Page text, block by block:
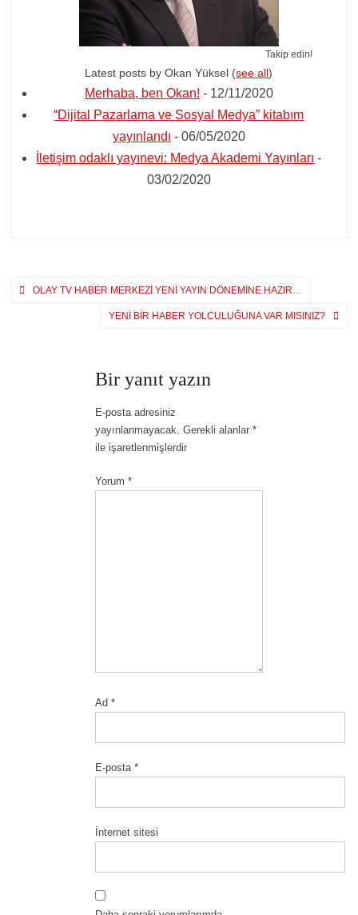
Takip edin!
Latest posts by Okan Yüksel (see all)
Merhaba, ben Okan! - 12/11/2020
“Dijital Pazarlama ve Sosyal Medya” kitabım
yayınlandı - 06/05/2020
İletişim odaklı yayınevi: Medya Akademi Yayınları -
03/02/2020
Yazı
OLAY TV HABER MERKEZI YENI YAYIN DÖNEMINE HAZIR…
YENI BIR HABER YOLCULUĞUNA VAR MISINIZ?
Bir yanıt yazın
E-posta adresiniz
yayınlanmayacak. Gerekli alanlar *
ile işaretlenmişlerdir
Yorum *
Ad *
E-posta *
İnternet sitesi